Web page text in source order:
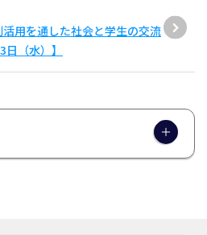
活用を通した社会と学生の交流
（水）】